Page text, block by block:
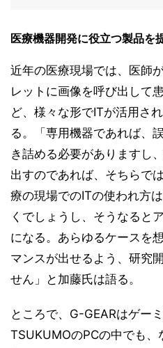
医療機器開発に役立つ製品を
近年の医療現場では、医師
レットに画像を呼び出して
ど、様々な形でITが活用さ
る。「専用機器であれば、
き詰める必要がありますし
出すのであれば、そちらで
療の現場でのITの使われ方
くでしょうし、そうなると
になる。あらゆるケースを
マンスが出せるよう、研究
せん」と加藤氏は語る。
ところで、G-GEARはゲー
TSUKUMOのPCの中でも、